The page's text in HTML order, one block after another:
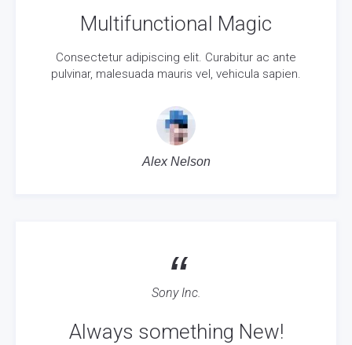
Multifunctional Magic
Consectetur adipiscing elit. Curabitur ac ante
pulvinar, malesuada mauris vel, vehicula sapien.
Alex Nelson
“
Sony Inc.
Always something New!